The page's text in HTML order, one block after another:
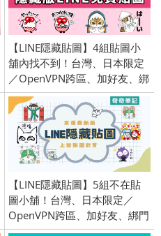
【LINE隱藏貼圖】4組貼圖小
舖內找不到！台灣、日本限定
／OpenVPN跨區、加好友、綁
門號／2025/03/12
【LINE隱藏貼圖】5組不在貼
圖小舖！台灣、日本限定／
OpenVPN跨區、加好友、綁門
號／2026/1/28